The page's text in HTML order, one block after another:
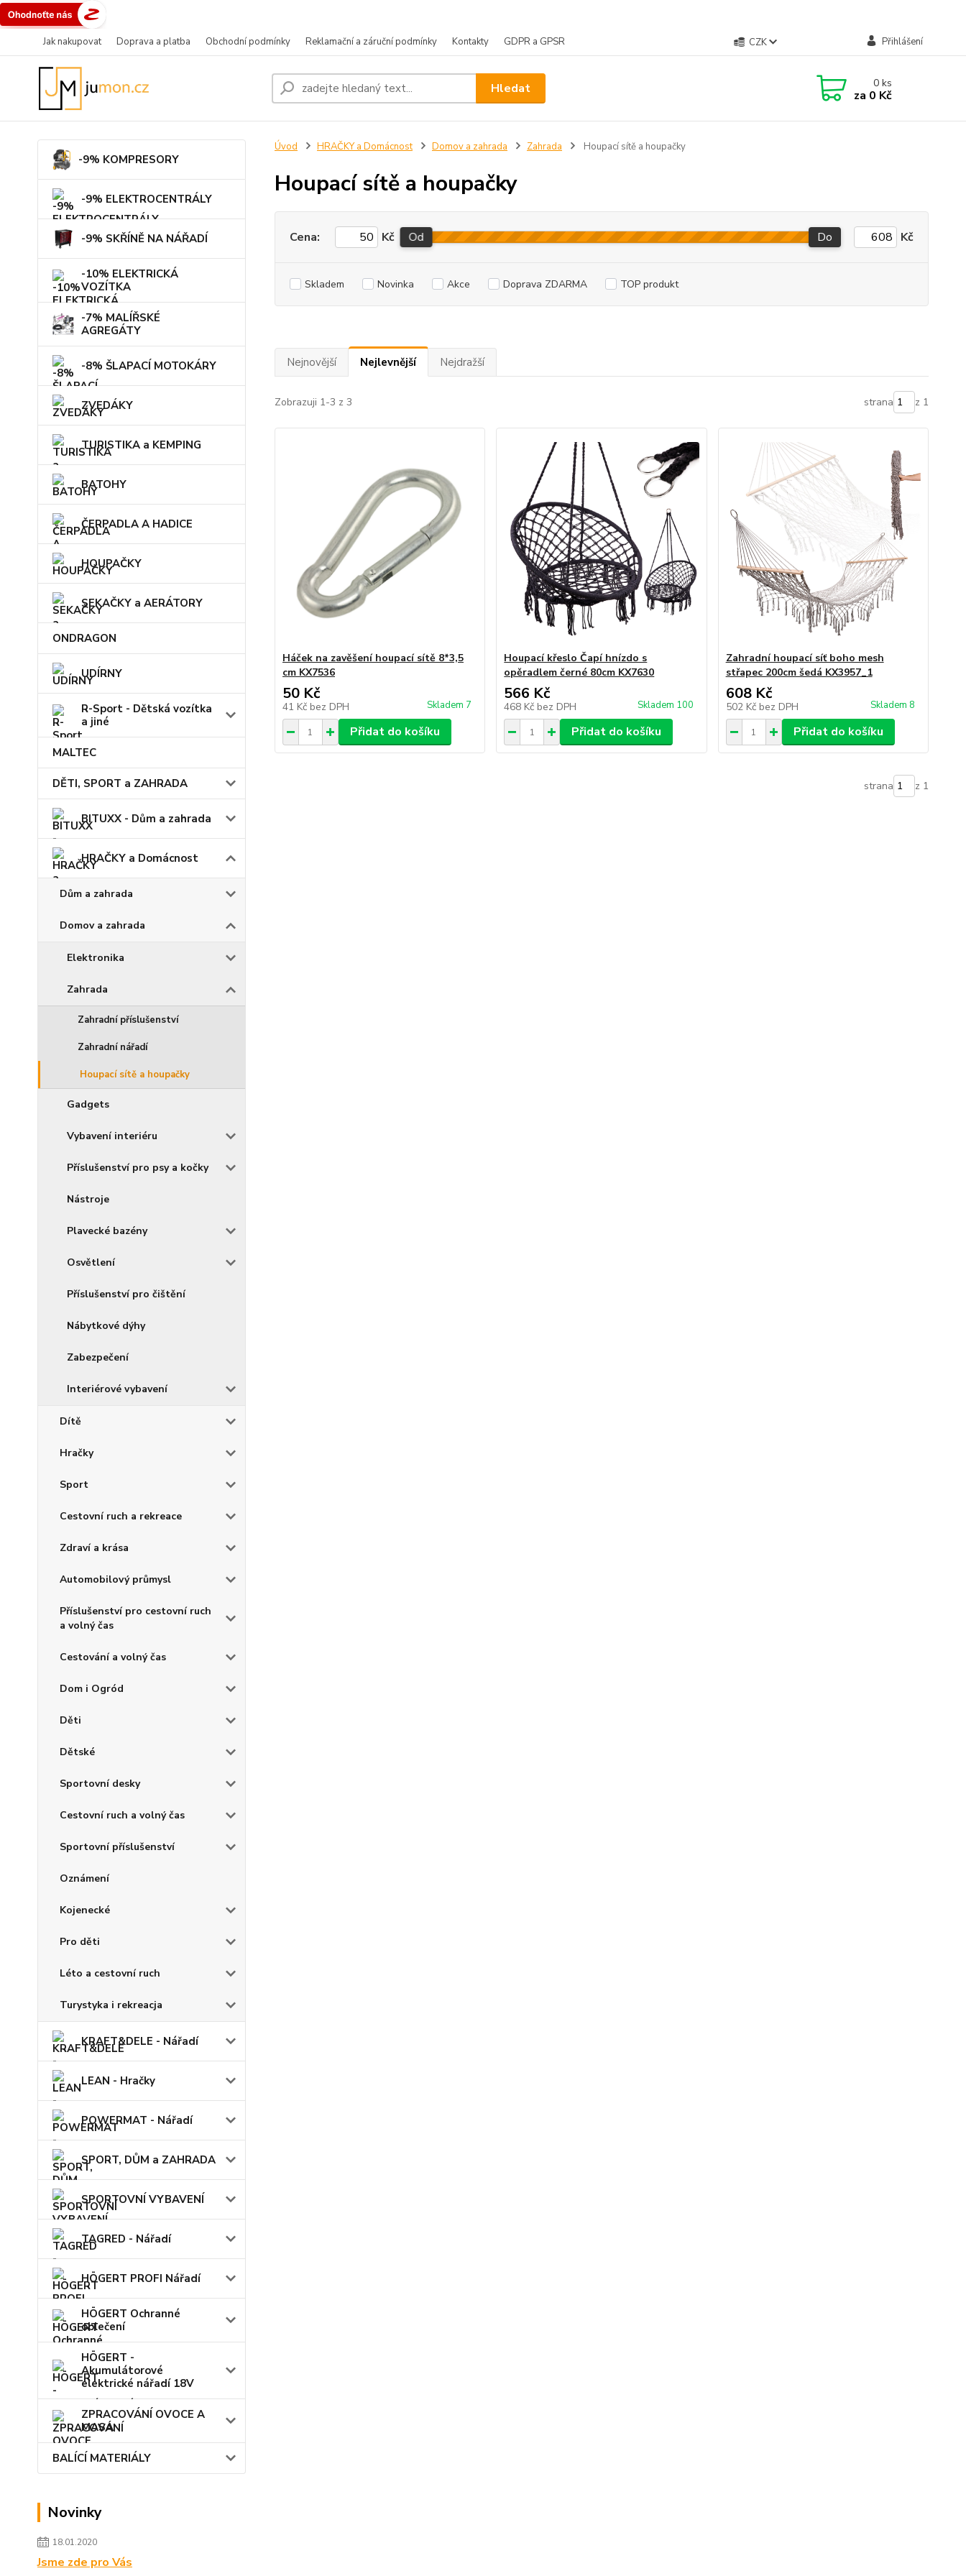
Jak nakupovat Doprava a platba Obchodní podmínky Reklamační a záruční podmínky Kontakty GDPR a GPSR CZK Přihlášení
Hledat 0ks
za 0 Kč
-9% KOMPRESORY
-9% ELEKTROCENTRÁLY
-9% SKŘÍNĚ NA NÁŘADÍ
-10% ELEKTRICKÁ
VOZÍTKA
-7% MALÍŘSKÉ
AGREGÁTY
-8% ŠLAPACÍ MOTOKÁRY
ZVEDÁKY
TURISTIKA a KEMPING
BATOHY
ČERPADLA A HADICE
HOUPAČKY
SEKAČKY a AERÁTORY
ONDRAGON
UDÍRNY
R-Sport - Dětská vozítka
a jiné
MALTEC
DĚTI, SPORT a ZAHRADA
BITUXX - Dům a zahrada
HRAČKY a Domácnost
Dům a zahrada
Domov a zahrada
Elektronika
Zahrada
Zahradní příslušenství
Zahradní nářadí
Houpací sítě a houpačky
Gadgets
Vybavení interiéru
Příslušenství pro psy a kočky
Nástroje
Plavecké bazény
Osvětlení
Příslušenství pro čištění
Nábytkové dýhy
Zabezpečení
Interiérové vybavení
Dítě
Hračky
Sport
Cestovní ruch a rekreace
Zdraví a krása
Automobilový průmysl
Příslušenství pro cestovní ruch
a volný čas
Cestování a volný čas
Dom i Ogród
Děti
Dětské
Sportovní desky
Cestovní ruch a volný čas
Sportovní příslušenství
Oznámení
Kojenecké
Pro děti
Léto a cestovní ruch
Turystyka i rekreacja
KRAFT&DELE - Nářadí
LEAN - Hračky
POWERMAT - Nářadí
SPORT, DŮM a ZAHRADA
SPORTOVNÍ VYBAVENÍ
TAGRED - Nářadí
HÖGERT PROFI Nářadí
HÖGERT Ochranné
oblečení
HÖGERT -
Akumulátorové
elektrické nářadí 18V
ZPRACOVÁNÍ OVOCE A
MASA
BALÍCÍ MATERIÁLY
Novinky
18.01.2020
Jsme zde pro Vás
Úvod HRAČKY a Domácnost Domov a zahrada Zahrada Houpací sítě a houpačky
Houpací sítě a houpačky
Cena: Kč Od Do Kč
Skladem Novinka Akce Doprava ZDARMA TOP produkt
Nejnovější Nejlevnější Nejdražší
Zobrazuji 1-3 z 3 strana z 1
Háček na zavěšení houpací sítě 8*3,5
cm KX7536
50 Kč
41 Kč bez DPH Skladem 7
Přidat do košíku
Houpací křeslo Čapí hnízdo s
opěradlem černé 80cm KX7630
566 Kč
468 Kč bez DPH Skladem 100
Přidat do košíku
Zahradní houpací síť boho mesh
střapec 200cm šedá KX3957_1
608 Kč
502 Kč bez DPH Skladem 8
Přidat do košíku
strana z 1